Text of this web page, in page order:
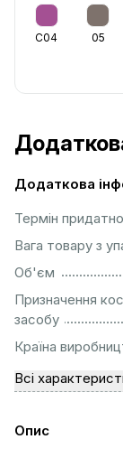
C04 05
Додаткова
Термін
Вага товару з
Об'єм
Призначення
засобу
Країна
Всі
Опис